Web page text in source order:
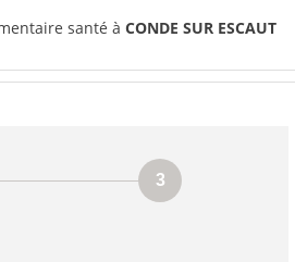
santé à CONDE SUR ESCAUT